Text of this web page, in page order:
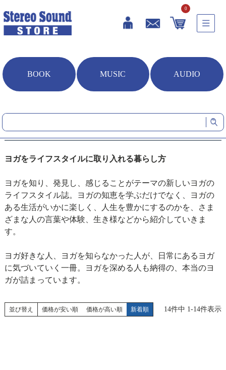
0
BOOK MUSIC AUDIO
The yogis magazine
ヨガをライフスタイルに取り入れる暮らし方
ヨガを知り、発見し、感じることがテーマの新しいヨガの
ライフスタイル誌。ヨガの知恵を学ぶだけでなく、ヨガの
ある生活がいかに楽しく、人生を豊かにするのかを、さま
ざまな人の言葉や体験、生き様などから紹介していきま
す。
ヨガ好きな人、ヨガを知らなかった人が、日常にあるヨガ
に気づいていく一冊。ヨガを深める人も納得の、本当のヨ
ガが詰まっています。
並び替え 価格が安い順 価格が高い順 新着順 14件中 1-14件表示